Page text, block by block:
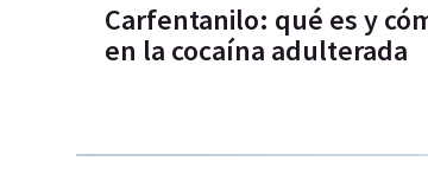
Carfentanilo: qué es y
en la cocaína adulterada